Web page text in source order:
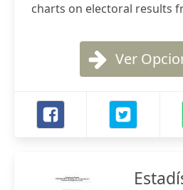
charts on electoral results
Ver